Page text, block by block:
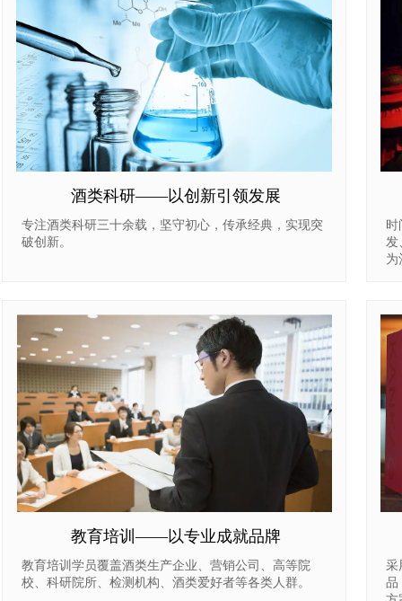
酒类科研——以创新引领发展
专注酒类科研三十余载，坚守初心，传承经典，实现突
破创新。
时
发
为
教育培训——以专业成就品牌
教育培训学员覆盖酒类生产企业、营销公司、高等院
校、科研院所、检测机构、酒类爱好者等各类人群。
采
品